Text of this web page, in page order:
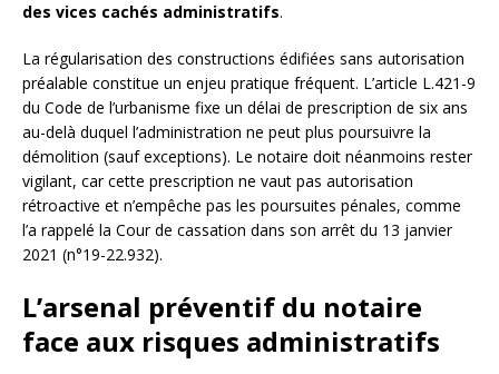
des vices cachés administratifs.
La régularisation des constructions édifiées sans autorisation
préalable constitue un enjeu pratique fréquent. L’article L.421-9
du Code de l’urbanisme fixe un délai de prescription de six ans
au-delà duquel l’administration ne peut plus poursuivre la
démolition (sauf exceptions). Le notaire doit néanmoins rester
vigilant, car cette prescription ne vaut pas autorisation
rétroactive et n’empêche pas les poursuites pénales, comme
l’a rappelé la Cour de cassation dans son arrêt du 13 janvier
2021 (n°19-22.932).
L’arsenal préventif du notaire
face aux risques administratifs